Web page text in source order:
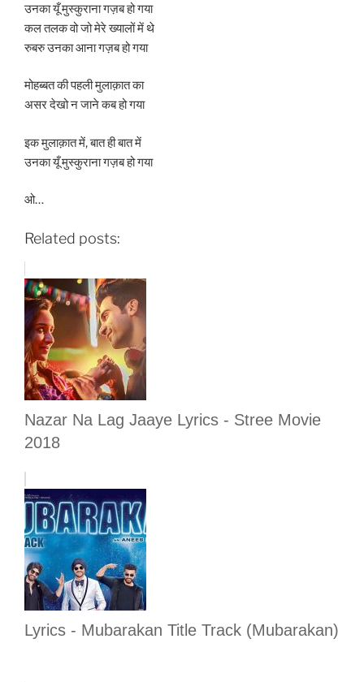
उनका यूँ मुस्कुराना गज़ब हो गया
कल तलक वो जो मेरे ख्यालों में थे
रुबरु उनका आना गज़ब हो गया
मोहब्बत की पहली मुलाक़ात का
असर देखो न जाने कब हो गया
इक मुलाक़ात में, बात ही बात में
उनका यूँ मुस्कुराना गज़ब हो गया
ओ…
Related posts:
Nazar Na Lag Jaaye Lyrics - Stree Movie
2018
Lyrics - Mubarakan Title Track (Mubarakan)